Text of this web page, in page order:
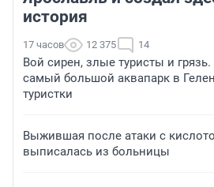
история
17 часов 12 375 14
Вой сирен, злые туристы и грязь.
самый большой аквапарк в
туристки
Выжившая после атаки с
выписалась из больницы